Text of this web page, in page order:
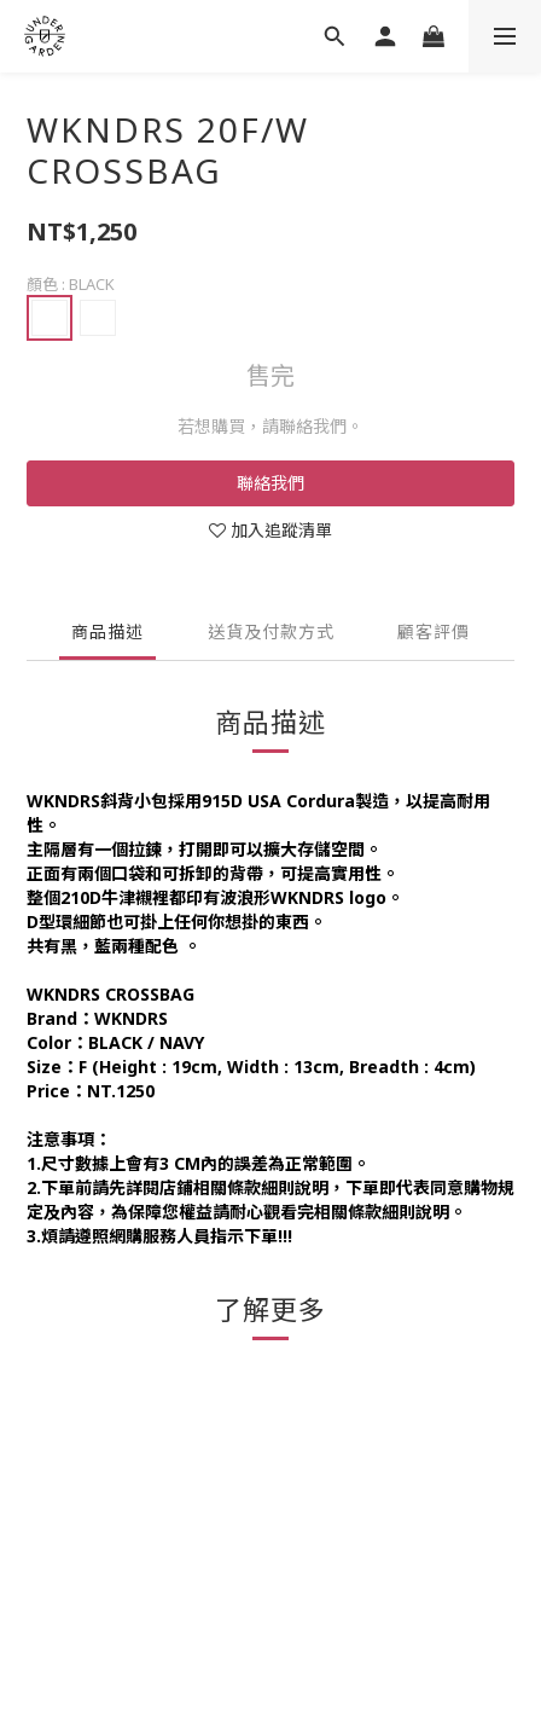
WKNDRS 20F/W
CROSSBAG
NT$1,250
顏色 : BLACK
售完
若想購買，請聯絡我們。
聯絡我們
加入追蹤清單
商品描述 送貨及付款方式 顧客評價
商品描述
WKNDRS斜背小包採用915D USA Cordura製造，以提高耐用
性。
主隔層有一個拉鍊，打開即可以擴大存儲空間。
正面有兩個口袋和可拆卸的背帶，可提高實用性。
整個210D牛津襯裡都印有波浪形WKNDRS logo。
D型環細節也可掛上任何你想掛的東西。
共有黑，藍兩種配色 。
WKNDRS CROSSBAG
Brand：WKNDRS
Color：BLACK / NAVY
Size：F (Height : 19cm, Width : 13cm, Breadth : 4cm)
Price：NT.1250
注意事項：
1.尺寸數據上會有3 CM內的誤差為正常範圍。
2.下單前請先詳閱店鋪相關條款細則說明，下單即代表同意購物規
定及內容，為保障您權益請耐心觀看完相關條款細則說明。
3.煩請遵照網購服務人員指示下單!!!
了解更多